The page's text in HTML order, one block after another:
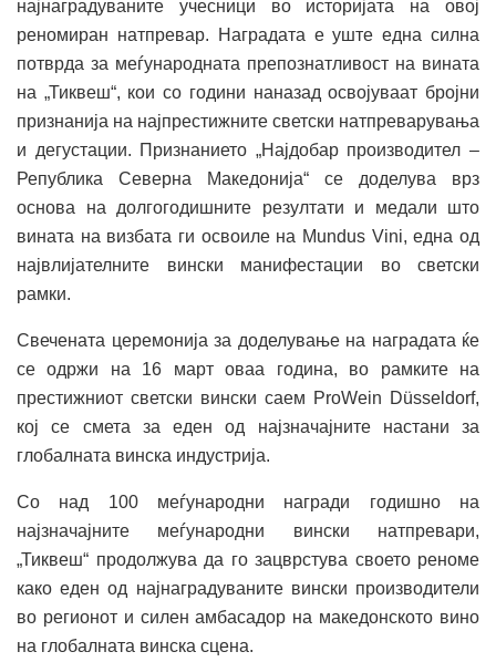
најнаградуваните учесници во историјата на овој
реномиран натпревар. Наградата е уште една силна
потврда за меѓународната препознатливост на вината
на „Тиквеш“, кои со години наназад освојуваат бројни
признанија на најпрестижните светски натпреварувања
и дегустации. Признанието „Најдобар производител –
Република Северна Македонија“ се доделува врз
основа на долгогодишните резултати и медали што
вината на визбата ги освоиле на Mundus Vini, една од
највлијателните вински манифестации во светски
рамки.
Свечената церемонија за доделување на наградата ќе
се одржи на 16 март оваа година, во рамките на
престижниот светски вински саем ProWein Düsseldorf,
кој се смета за еден од најзначајните настани за
глобалната винска индустрија.
Со над 100 меѓународни награди годишно на
најзначајните меѓународни вински натпревари,
„Тиквеш“ продолжува да го зацврстува своето реноме
како еден од најнаградуваните вински производители
во регионот и силен амбасадор на македонското вино
на глобалната винска сцена.